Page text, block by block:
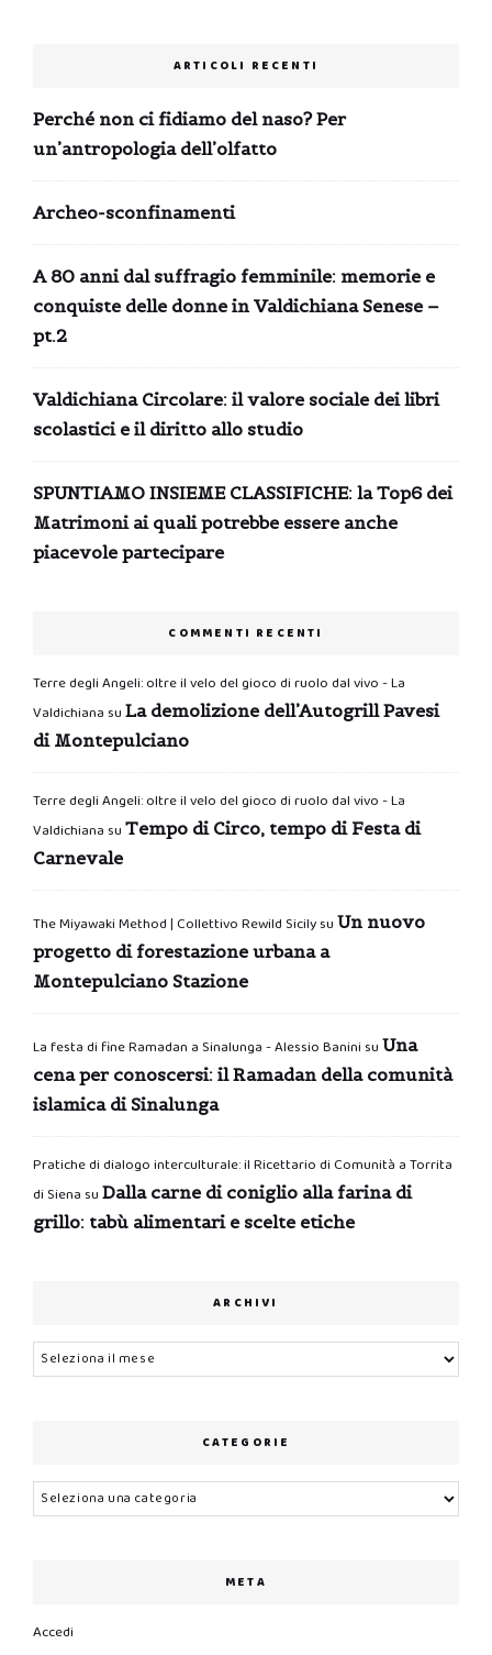
ARTICOLI RECENTI
Perché non ci fidiamo del naso? Per
un’antropologia dell’olfatto
Archeo-sconfinamenti
A 80 anni dal suffragio femminile: memorie e
conquiste delle donne in Valdichiana Senese –
pt.2
Valdichiana Circolare: il valore sociale dei libri
scolastici e il diritto allo studio
SPUNTIAMO INSIEME CLASSIFICHE: la Top6 dei
Matrimoni ai quali potrebbe essere anche
piacevole partecipare
COMMENTI RECENTI
Terre degli Angeli: oltre il velo del gioco di ruolo dal vivo - La
Valdichiana su La demolizione dell’Autogrill Pavesi
di Montepulciano
Terre degli Angeli: oltre il velo del gioco di ruolo dal vivo - La
Valdichiana su Tempo di Circo, tempo di Festa di
Carnevale
The Miyawaki Method | Collettivo Rewild Sicilysu Un nuovo
progetto di forestazione urbana a
Montepulciano Stazione
La festa di fine Ramadan a Sinalunga - Alessio Banini su Una
cena per conoscersi: il Ramadan della comunità
islamica di Sinalunga
Pratiche di dialogo interculturale: il Ricettario di Comunità a Torrita
di Siena su Dalla carne di coniglio alla farina di
grillo: tabù alimentari e scelte etiche
ARCHIVI
Archivi
CATEGORIE
Categorie
META
Accedi